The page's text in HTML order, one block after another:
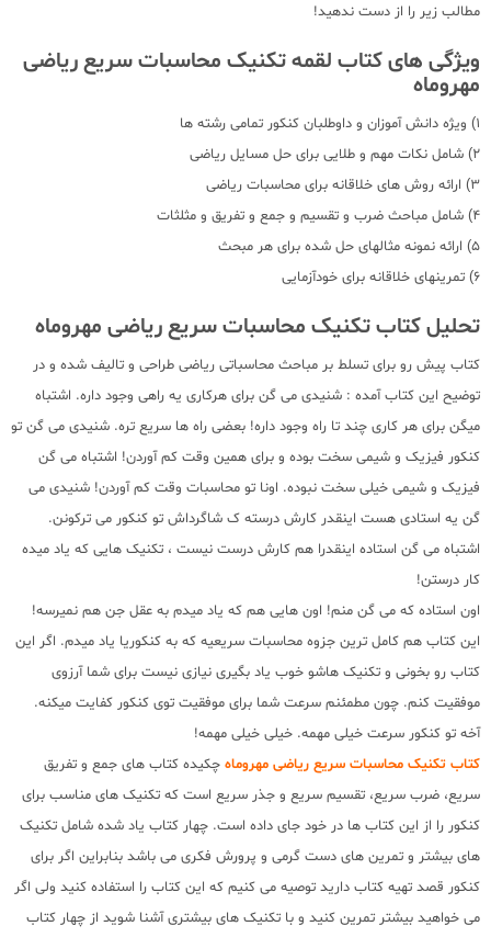
مطالب زیر را از دست ندهید!
ویژگی های کتاب لقمه تکنیک محاسبات سریع ریاضی
مهروماه
1) ویژه دانش آموزان و داوطلبان کنکور تمامی رشته ها
2) شامل نکات مهم و طلایی برای حل مسایل ریاضی
3) ارائه روش های خلاقانه برای محاسبات ریاضی
4) شامل مباحث ضرب و تقسیم و جمع و تفریق و مثلثات
5) ارائه نمونه مثالهای حل شده برای هر مبحث
6) تمرینهای خلاقانه برای خودآزمایی
تحلیل کتاب تکنیک محاسبات سریع ریاضی مهروماه
کتاب پیش رو برای تسلط بر مباحث محاسباتی ریاضی طراحی و تالیف شده و در
توضیح این کتاب آمده : شنیدی می گن برای هرکاری یه راهی وجود داره. اشتباه
میگن برای هر کاری چند تا راه وجود داره! بعضی راه ها سریع تره. شنیدی می گن تو
کنکور فیزیک و شیمی سخت بوده و برای همین وقت کم آوردن! اشتباه می گن
فیزیک و شیمی خیلی سخت نبوده. اونا تو محاسبات وقت کم آوردن! شنیدی می
گن یه استادی هست اینقدر کارش درسته ک شاگرداش تو کنکور می ترکونن.
اشتباه می گن استاده اینقدرا هم کارش درست نیست ، تکنیک هایی که یاد میده
کار درستن!
اون استاده که می گن منم! اون هایی هم که یاد میدم به عقل جن هم نمیرسه!
این کتاب هم کامل ترین جزوه محاسبات سریعیه که به کنکوریا یاد میدم. اگر این
کتاب رو بخونی و تکنیک هاشو خوب یاد بگیری نیازی نیست برای شما آرزوی
موفقیت کنم. چون مطمئنم سرعت شما برای موفقیت توی کنکور کفایت میکنه.
آخه تو کنکور سرعت خیلی مهمه. خیلی خیلی مهمه!
کتاب تکنیک محاسبات سریع ریاضی مهروماه چکیده کتاب های جمع و تفریق
سریع، ضرب سریع، تقسیم سریع و جذر سریع است که تکنیک های مناسب برای
کنکور را از این کتاب ها در خود جای داده است. چهار کتاب یاد شده شامل تکنیک
های بیشتر و تمرین های دست گرمی و پرورش فکری می باشد بنابراین اگر برای
کنکور قصد تهیه کتاب دارید توصیه می کنیم که این کتاب را استفاده کنید ولی اگر
می خواهید بیشتر تمرین کنید و با تکنیک های بیشتری آشنا شوید از چهار کتاب